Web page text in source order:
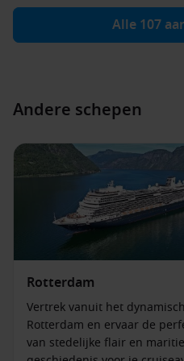
reisdata en voorkeuren. Zo
dat je het maximale uit je reis
Topbestemmingen
Caraïben
Oostelijke Caribbean
–
tropisch decor.
Caribbean– Een veelzijdige
Westelijke Caribbean–
en kleurrijke kustplaatsen.
Mexico – Een mix van
bezienswaardigheden.
Europa
Alle 107
Andere schepen
Rotterdam
Vertrek vanuit het
Rotterdam en ervaar de
van stedelijke flair en